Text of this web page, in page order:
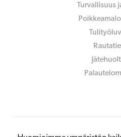
Turvallisuus